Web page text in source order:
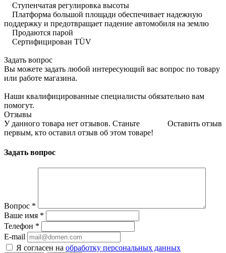
Ступенчатая регулировка высоты
Платформа большой площади обеспечивает надежную
поддержку и предотвращает падение автомобиля на землю
Продаются парой
Сертифицирован TÜV
Задать вопрос
Вы можете задать любой интересующий вас вопрос по товару
или работе магазина.
Наши квалифицированные специалисты обязательно вам
помогут.
Отзывы
Оставить отзыв
У данного товара нет отзывов. Станьте
первым, кто оставил отзыв об этом товаре!
Задать вопрос
Вопрос *
Ваше имя *
Телефон *
E-mail
Я согласен на обработку персональных данных